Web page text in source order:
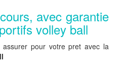
avec garantie
volley ball
assurer pour votre pret avec la